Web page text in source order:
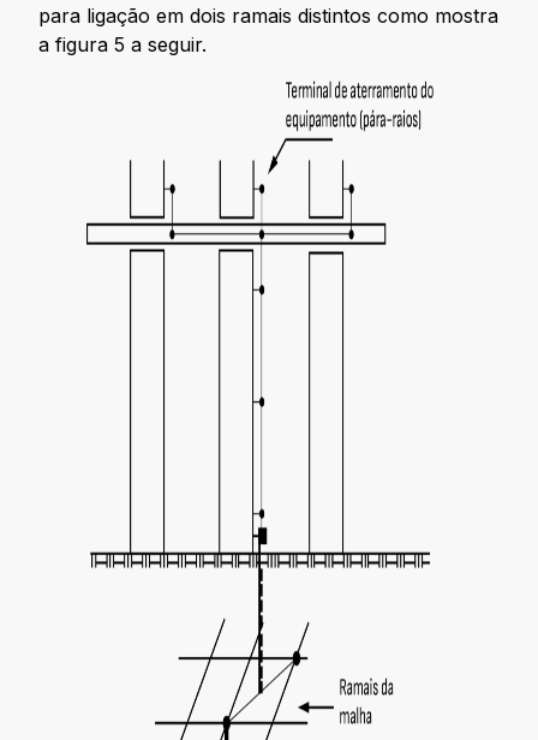
para ligação em dois ramais distintos como mostra
a figura 5 a seguir.